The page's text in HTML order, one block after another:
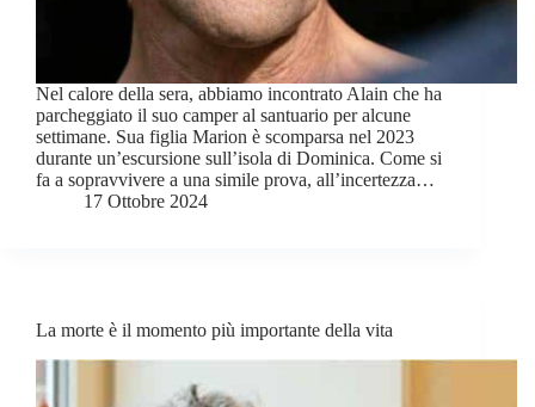
Nel calore della sera, abbiamo incontrato Alain che ha
parcheggiato il suo camper al santuario per alcune
settimane. Sua figlia Marion è scomparsa nel 2023
durante un’escursione sull’isola di Dominica. Come si
fa a sopravvivere a una simile prova, all’incertezza…
17 Ottobre 2024
La morte è il momento più importante della vita